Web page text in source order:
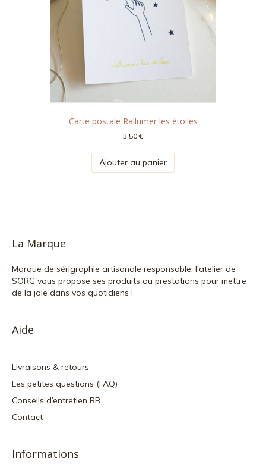
Carte postale Rallumer les étoiles
3,50€
Ajouter au panier
La Marque
Marque de sérigraphie artisanale responsable, l’atelier de
SORG vous propose ses produits ou prestations pour mettre
de la joie dans vos quotidiens !
Aide
Livraisons & retours
Les petites questions (FAQ)
Conseils d’entretien BB
Contact
Informations